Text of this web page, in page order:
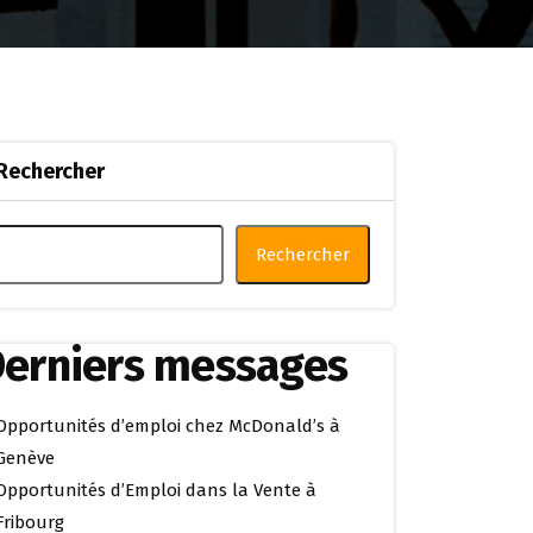
Rechercher
messages
d’emploi chez McDonald’s à
d’Emploi dans la Vente à